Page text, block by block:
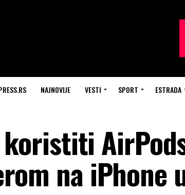
NAJNOVIJE VESTI SPORT ESTRADA
na iPhone